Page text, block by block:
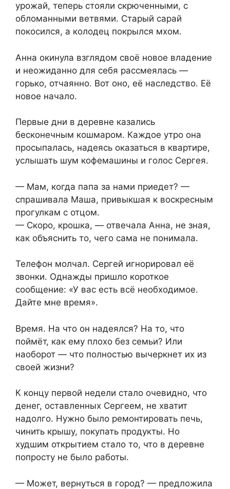
урожай, теперь стояли скрюченными, с
обломанными ветвями. Старый сарай
покосился, а колодец покрылся мхом.
Анна окинула взглядом своё новое владение
и неожиданно для себя рассмеялась —
горько, отчаянно. Вот оно, её наследство. Её
новое начало.
Первые дни в деревне казались
бесконечным кошмаром. Каждое утро она
просыпалась, надеясь оказаться в квартире,
услышать шум кофемашины и голос Сергея.
— Мам, когда папа за нами приедет? —
спрашивала Маша, привыкшая к воскресным
прогулкам с отцом.
— Скоро, крошка, — отвечала Анна, не зная,
как объяснить то, чего сама не понимала.
Телефон молчал. Сергей игнорировал её
звонки. Однажды пришло короткое
сообщение: «У вас есть всё необходимое.
Дайте мне время».
Время. На что он надеялся? На то, что
поймёт, как ему плохо без семьи? Или
наоборот — что полностью вычеркнет их из
своей жизни?
К концу первой недели стало очевидно, что
денег, оставленных Сергеем, не хватит
надолго. Нужно было ремонтировать печь,
чинить крышу, покупать продукты. Но
худшим открытием стало то, что в деревне
попросту не было работы.
— Может, вернуться в город? — предложила